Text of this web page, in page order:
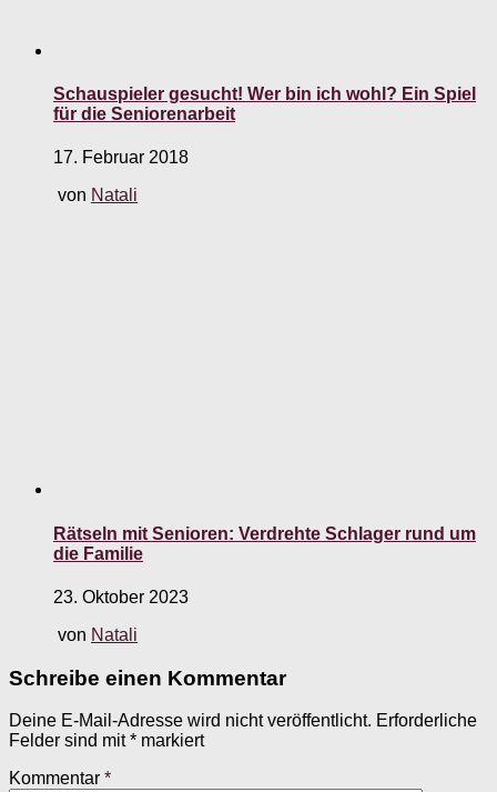
Schauspieler gesucht! Wer bin ich wohl? Ein Spiel
für die Seniorenarbeit
17. Februar 2018
von Natali
Rätseln mit Senioren: Verdrehte Schlager rund um
die Familie
23. Oktober 2023
von Natali
Schreibe einen Kommentar
Deine E-Mail-Adresse wird nicht veröffentlicht. Erforderliche
Felder sind mit* markiert
Kommentar *